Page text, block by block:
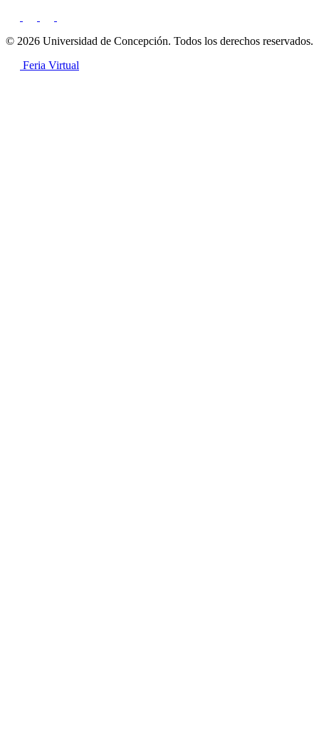
© 2026 Universidad de Concepción. Todos los derechos reservados.
Feria Virtual